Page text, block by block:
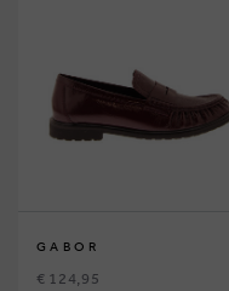
GABOR
€ 124,95